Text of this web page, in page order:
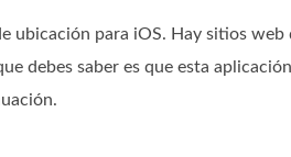
ubicación para iOS. Hay sitios
debes saber es que esta